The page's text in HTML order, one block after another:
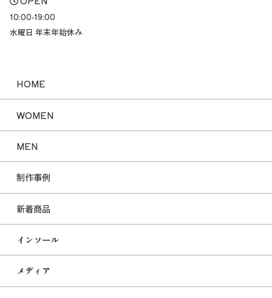
10:00-19:00
水曜日 年末年始休み
HOME
WOMEN
MEN
制作事例
新着商品
インソール
メディア